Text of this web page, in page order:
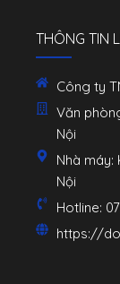
THÔNG TIN
Công ty
Văn
Nội
Nhà máy:
Nội
Hotline:
https://